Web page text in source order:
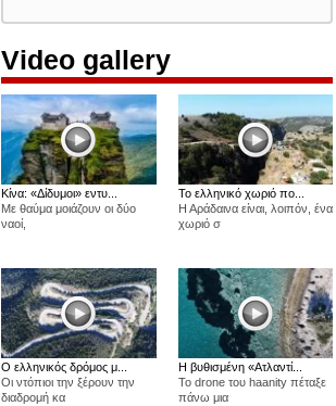
Video gallery
Κίνα: «Δίδυμοι» εντυ...
Με θαύμα μοιάζουν οι δύο
ναοί,
Το ελληνικό χωριό πο...
Η Αράδαινα είναι, λοιπόν, ένα
χωριό σ
Ο ελληνικός δρόμος μ...
Οι ντόπιοι την ξέρουν την
διαδρομή κα
Η βυθισμένη «Ατλαντί...
Το drone του haanity πέταξε
πάνω μια